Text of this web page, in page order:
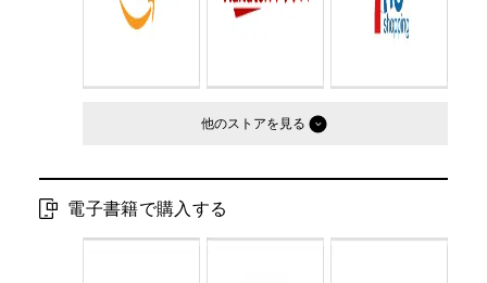
他のストア
電子書籍で購入する